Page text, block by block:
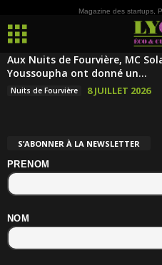
Magazine des startups,
Aux Nuits de Fourvière, MC
Youssoupha ont donné un...
Nuits de Fourvière 8 JUILLET 2026
S’ABONNER À LA NEWSLETTER
PRENOM
NOM